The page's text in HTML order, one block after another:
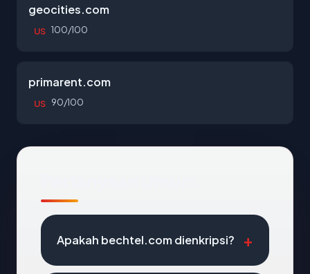
geocities.com
US 100/100
primarent.com
US 90/100
Apakah bechtel.com dienkripsi?